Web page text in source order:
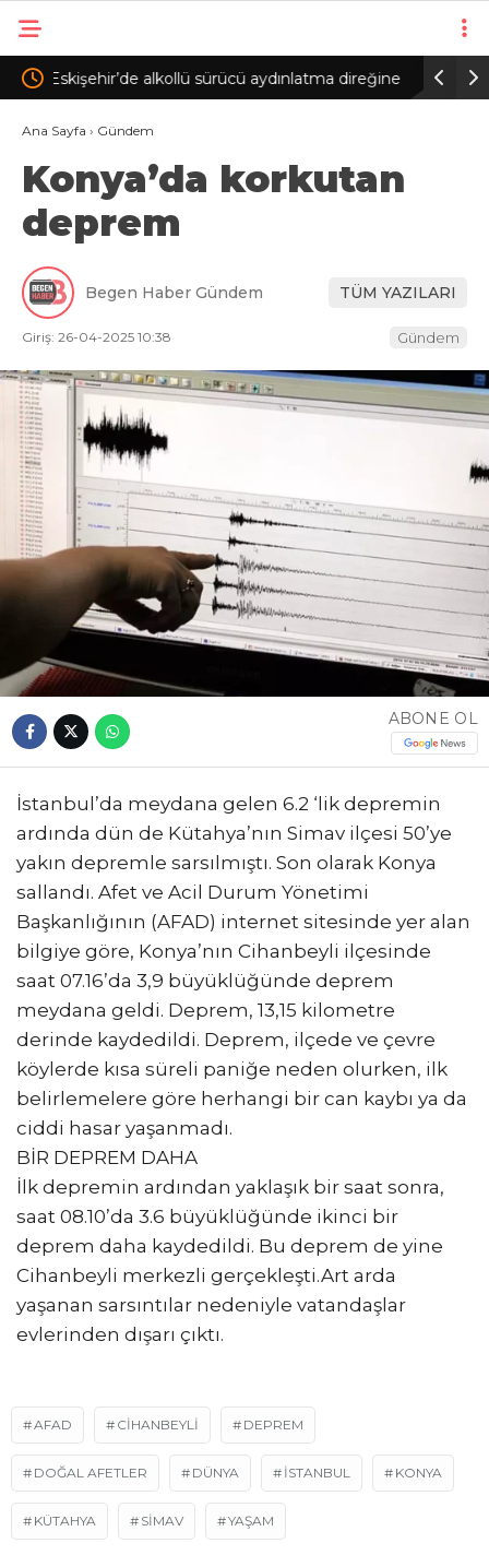
direğine Ertuğrul Doğan: Salah gibi bir oyuncuyu parayla
ikna edip Trabzon’a getiremezsiniz
Ana Sayfa › Gündem
Konya’da korkutan
deprem
Begen Haber Gündem TÜM YAZILARI
Giriş: 26-04-2025 10:38 Gündem
ABONE OL
İstanbul’da meydana gelen 6.2 ‘lik depremin
ardında dün de Kütahya’nın Simav ilçesi 50’ye
yakın depremle sarsılmıştı. Son olarak Konya
sallandı. Afet ve Acil Durum Yönetimi
Başkanlığının (AFAD) internet sitesinde yer alan
bilgiye göre, Konya’nın Cihanbeyli ilçesinde
saat 07.16’da 3,9 büyüklüğünde deprem
meydana geldi. Deprem, 13,15 kilometre
derinde kaydedildi. Deprem, ilçede ve çevre
köylerde kısa süreli paniğe neden olurken, ilk
belirlemelere göre herhangi bir can kaybı ya da
ciddi hasar yaşanmadı.
BİR DEPREM DAHA
İlk depremin ardından yaklaşık bir saat sonra,
saat 08.10’da 3.6 büyüklüğünde ikinci bir
deprem daha kaydedildi. Bu deprem de yine
Cihanbeyli merkezli gerçekleşti.Art arda
yaşanan sarsıntılar nedeniyle vatandaşlar
evlerinden dışarı çıktı.
AFAD CIHANBEYLI DEPREM
DOĞAL AFETLER DÜNYA ISTANBUL KONYA
KÜTAHYA SIMAV YAŞAM